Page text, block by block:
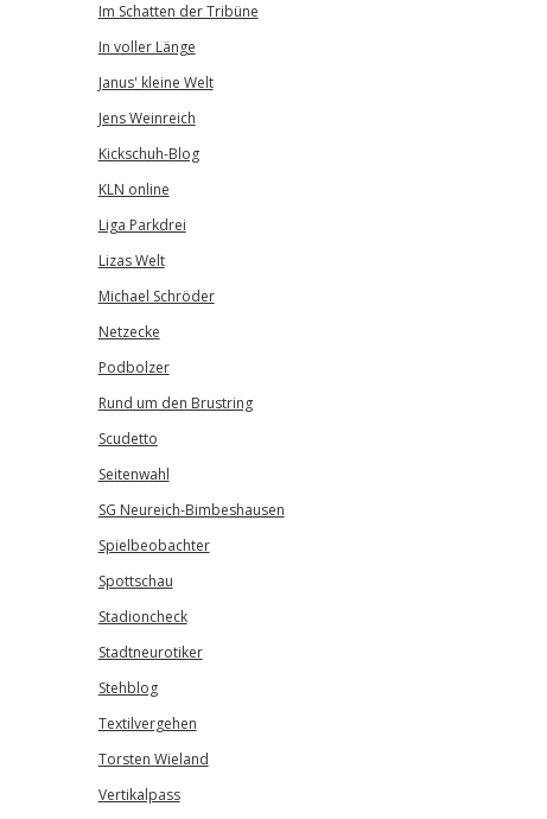
Im Schatten der Tribüne
In voller Länge
Janus' kleine Welt
Jens Weinreich
Kickschuh-Blog
KLN online
Liga Parkdrei
Lizas Welt
Michael Schröder
Netzecke
Podbolzer
Rund um den Brustring
Scudetto
Seitenwahl
SG Neureich-Bimbeshausen
Spielbeobachter
Spottschau
Stadioncheck
Stadtneurotiker
Stehblog
Textilvergehen
Torsten Wieland
Vertikalpass